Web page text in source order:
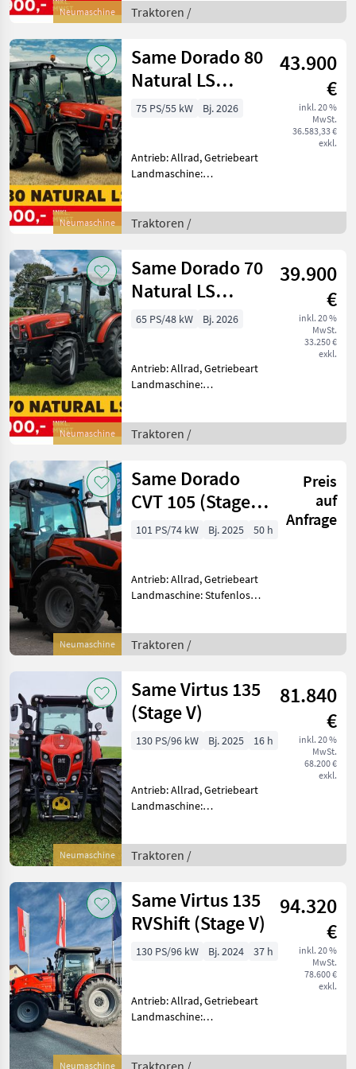
Neumaschine
Zapfwellendrehzahl:
540/540E/1000,
km/h: 40 km/h, Aufladung:
Tu
Traktoren /
Neumaschine
Same Dorado 80
Natural LS
(Stage V)
43.900
€
inkl. 20 %
MwSt.
36.583,33 €
exkl.
75 PS/55 kW Bj. 2026
Antrieb: Allrad, Getriebeart
Landmaschine:
Zapfwellendrehzahl:
540/540E/1000,
km/h: 40 km/h, Aufladung:
Tu
Traktoren /
Neumaschine
Same Dorado 70
Natural LS
(Stage V)
39.900
€
inkl. 20 %
MwSt.
33.250 €
exkl.
65 PS/48 kW Bj. 2026
Antrieb: Allrad, Getriebeart
Landmaschine:
Zapfwellendrehzahl:
540/540E,
km/h: 40 km/h, Aufladung:
Turbola
Traktoren /
Neumaschine
Same Dorado
CVT 105 (Stage
V)
Preis
auf
Anfrage
101 PS/74 kW Bj. 2025 50 h
Antrieb: Allrad, Getriebeart
Landmaschine: Stufenloses
540/540E/1000,
Höchstgeschwindigkeit in
Traktoren /
Neumaschine
Same Virtus 135
(Stage V)
81.840
€
inkl. 20 %
MwSt.
68.200 €
exkl.
130 PS/96 kW Bj. 2025 16 h
Antrieb: Allrad, Getriebeart
Landmaschine:
Zapfwellendrehzahl:
540/540E/1000/1000E,
km/h: 40 km/h, Aufladu
Traktoren /
Neumaschine
Same Virtus 135
RVShift (Stage V)
94.320
€
inkl. 20 %
MwSt.
78.600 €
exkl.
130 PS/96 kW Bj. 2024 37 h
Antrieb: Allrad, Getriebeart
Landmaschine:
Zapfwellendrehzahl:
Traktoren /